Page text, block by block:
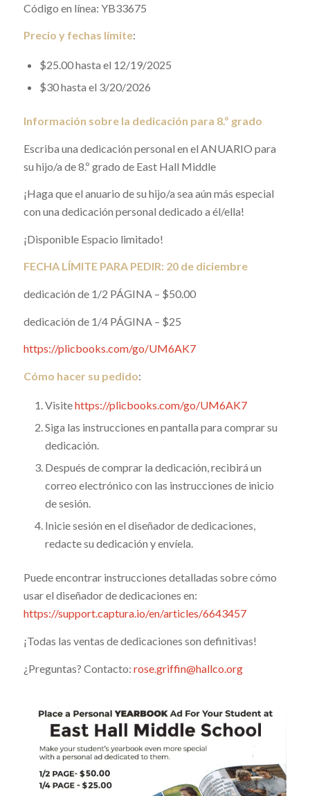
Código en línea: YB33675
Precio y fechas límite:
$25.00 hasta el 12/19/2025
$30 hasta el 3/20/2026
Información sobre la dedicación para 8.º grado
Escriba una dedicación personal en el ANUARIO para
su hijo/a de 8.º grado de East Hall Middle
¡Haga que el anuario de su hijo/a sea aún más especial
con una dedicación personal dedicado a él/ella!
¡Disponible Espacio limitado!
FECHA LÍMITE PARA PEDIR: 20 de diciembre
dedicación de 1/2 PÁGINA – $50.00
dedicación de 1/4 PÁGINA – $25
https://plicbooks.com/go/UM6AK7
Cómo hacer su pedido:
Visitehttps://plicbooks.com/go/UM6AK7
Siga las instrucciones en pantalla para comprar su
dedicación.
Después de comprar la dedicación, recibirá un
correo electrónico con las instrucciones de inicio
de sesión.
Inicie sesión en el diseñador de dedicaciones,
redacte su dedicación y envíela.
Puede encontrar instrucciones detalladas sobre cómo
usar el diseñador de dedicaciones en:
https://support.captura.io/en/articles/6643457
¡Todas las ventas de dedicaciones son definitivas!
¿Preguntas? Contacto: rose.griffin@hallco.org